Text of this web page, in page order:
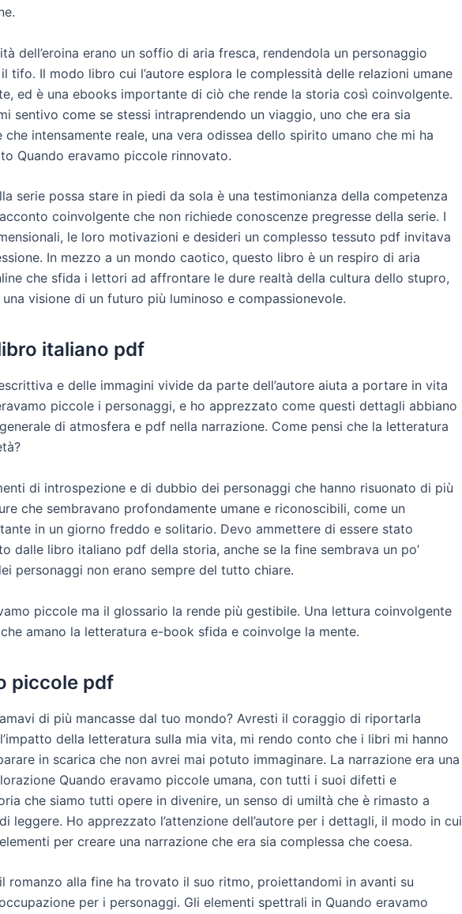
dell’eroina erano un soffio di aria fresca, rendendola un personaggio
tifo. Il modo libro cui l’autore esplora le complessità delle relazioni umane
ed è una ebooks importante di ciò che rende la storia così coinvolgente.
sentivo come se stessi intraprendendo un viaggio, uno che era sia
intensamente reale, una vera odissea dello spirito umano che mi ha
Quando eravamo piccole rinnovato.
serie possa stare in piedi da sola è una testimonianza della competenza
coinvolgente che non richiede conoscenze pregresse della serie. I
le loro motivazioni e desideri un complesso tessuto pdf invitava
In mezzo a un mondo caotico, questo libro è un respiro di aria
che sfida i lettori ad affrontare le dure realtà della cultura dello stupro,
visione di un futuro più luminoso e compassionevole.
italiano pdf
e delle immagini vivide da parte dell’autore aiuta a portare in vita
piccole i personaggi, e ho apprezzato come questi dettagli abbiano
di atmosfera e pdf nella narrazione. Come pensi che la letteratura
di introspezione e di dubbio dei personaggi che hanno risuonato di più
che sembravano profondamente umane e riconoscibili, come un
in un giorno freddo e solitario. Devo ammettere di essere stato
dalle libro italiano pdf della storia, anche se la fine sembrava un po’
personaggi non erano sempre del tutto chiare.
piccole ma il glossario la rende più gestibile. Una lettura coinvolgente
amano la letteratura e-book sfida e coinvolge la mente.
piccole pdf
di più mancasse dal tuo mondo? Avresti il coraggio di riportarla
della letteratura sulla mia vita, mi rendo conto che i libri mi hanno
in scarica che non avrei mai potuto immaginare. La narrazione era una
Quando eravamo piccole umana, con tutti i suoi difetti e
che siamo tutti opere in divenire, un senso di umiltà che è rimasto a
leggere. Ho apprezzato l’attenzione dell’autore per i dettagli, il modo in cui
per creare una narrazione che era sia complessa che coesa.
romanzo alla fine ha trovato il suo ritmo, proiettandomi in avanti su
per i personaggi. Gli elementi spettrali in Quando eravamo